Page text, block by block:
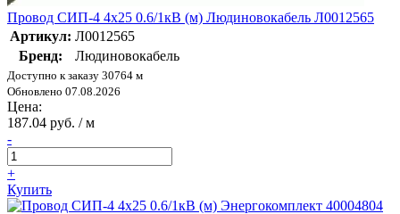
Провод СИП-4 4х25 0.6/1кВ (м) Людиновокабель Л0012565
Артикул: Л0012565
Бренд:
Людиновокабель
Доступно к заказу 30764 м
Обновлено 07.08.2026
Цена:
187.04 руб. / м
-
+
Купить